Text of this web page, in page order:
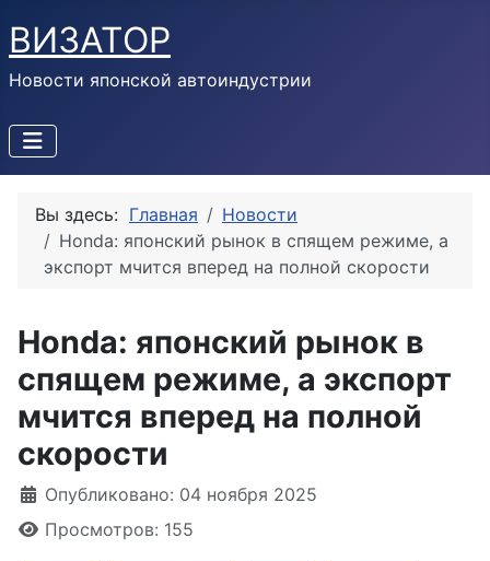
ВИЗАТОР
Новости японской автоиндустрии
Вы здесь: Главная
Новости
Honda: японский рынок в спящем режиме, а
экспорт мчится вперед на полной скорости
Honda: японский рынок в
спящем режиме, а экспорт
мчится вперед на полной
скорости
Информация о материале
Опубликовано: 04 ноября 2025
Просмотров: 155